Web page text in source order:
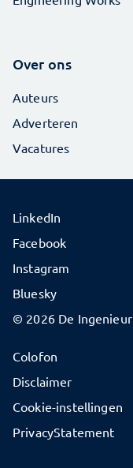
Over ons
Auteurs
Adverteren
Vacatures
© 2026 De Ingenieur
Colofon
Disclaimer
Cookie-instellingen
PrivacyStatement
LinkedIn
Facebook
Instagram
Bluesky